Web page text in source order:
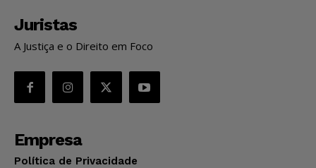
Juristas
A Justiça e o Direito em Foco
Empresa
Política de Privacidade